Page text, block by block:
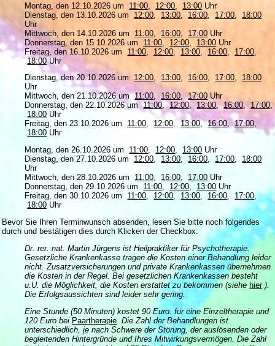
Montag, den 12.10.2026 um
11:00 12:00 13:00 Uhr
Dienstag, den 13.10.2026 um
12:00 13:00 16:00 17:00
18:00
Uhr
Mittwoch, den 14.10.2026 um
11:00 16:00 17:00 Uhr
Donnerstag, den 15.10.2026 um
11:00 12:00 13:00 Uhr
Freitag, den 16.10.2026 um
11:00 12:00 13:00 16:00 17:00
18:00 Uhr
Dienstag, den 20.10.2026 um 12:00, 13:00, 16:00, 17:00,
18:00
Uhr
Mittwoch, den 21.10.2026 um 11:00, 16:00, 17:00Uhr
Donnerstag, den 22.10.2026 um
11:00, 12:00, 13:00, 16:00, 17:00,
18:00 Uhr
Freitag, den 23.10.2026 um
11:00, 12:00, 13:00, 16:00, 17:00,
18:00 Uhr
Montag, den 26.10.2026 um
11:00, 12:00, 13:00 Uhr
Dienstag, den 27.10.2026 um
12:00, 13:00, 16:00, 17:00,
18:00
Uhr
Mittwoch, den 28.10.2026 um
11:00, 16:00, 17:00 Uhr
Donnerstag, den 29.10.2026 um
11:00, 12:00, 13:00 Uhr
Freitag, den 30.10.2026 um
11:00, 12:00, 13:00, 16:00, 17:00,
18:00 Uhr
Bevor Sie Ihren Terminwunsch absenden, lesen Sie bitte noch folgendes
durch und bestätigen dies durch Klicken der Checkbox:
Dr. rer. nat. Martin Jürgens ist Heilpraktiker für Psychotherapie.
Gesetzliche Krankenkasse tragen die Kosten einer Behandlung leider
nicht. Zusatzversicherungen und private Krankenkassen übernehmen
die Kosten in der Regel. Bei gesetzlichen Krankenkassen besteht
u.U. die Möglichkeit, die Kosten erstattet zu bekommen (siehe hier).
Die Erfolgsaussichten sind leider sehr gering.
Eine Stunde (50 Minuten) kostet 90 Euro. für eine Einzeltherapie und
120 Euro bei Paartherapie . Die Zahl der Behandlungen ist
unterschiedlich, je nach Schwere der Störung, der auslösenden oder
begleitenden Hintergründe und Ihres Mitwirkungsvermögen. Die Zahl